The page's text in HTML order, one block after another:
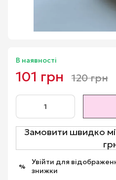
В наявності
101 грн 120 грн
Замовити швидко
% Увійти для
знижки